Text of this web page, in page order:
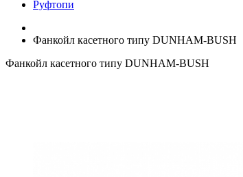
Руфтопи
Фанкойл касетного типу DUNHAM-BUSH
Фанкойл касетного типу DUNHAM-BUSH